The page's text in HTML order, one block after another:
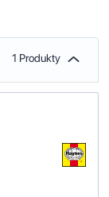
1 Produkty